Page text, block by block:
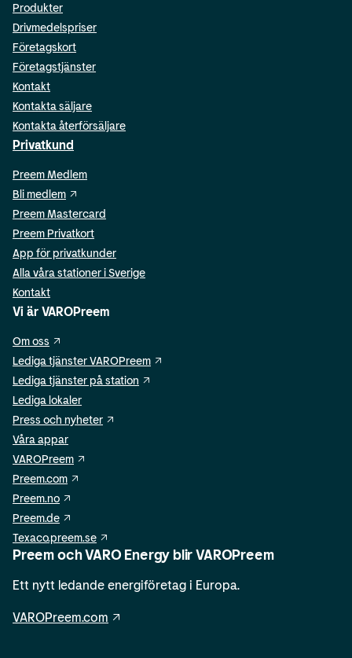
Produkter
Drivmedelspriser
Företagskort
Företagstjänster
Kontakt
Kontakta säljare
Kontakta återförsäljare
Privatkund
Preem Medlem
Bli medlem
Preem Mastercard
Preem Privatkort
App för privatkunder
Alla våra stationer i Sverige
Kontakt
Vi är VAROPreem
Om oss
Lediga tjänster VAROPreem
Lediga tjänster på station
Lediga lokaler
Press och nyheter
Våra appar
VAROPreem
Preem.com
Preem.no
Preem.de
Texaco.preem.se
Preem och VARO Energy blir VAROPreem
Ett nytt ledande energiföretag i Europa.
VAROPreem.com